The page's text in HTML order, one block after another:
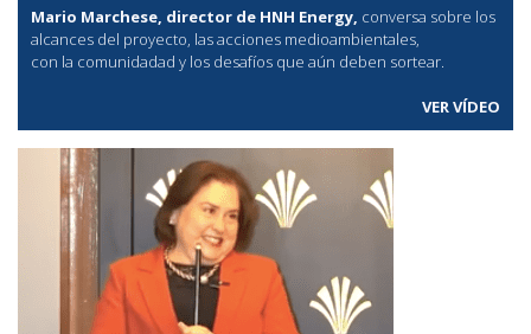
Mario Marchese, director de HNH Energy, conversa sobre los
alcances del proyecto, las acciones medioambientales,
con la comunidadad y los desafíos que aún deben sortear.
VER VÍDEO